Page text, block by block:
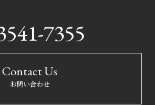
7355
Contact Us
お問い合わせ